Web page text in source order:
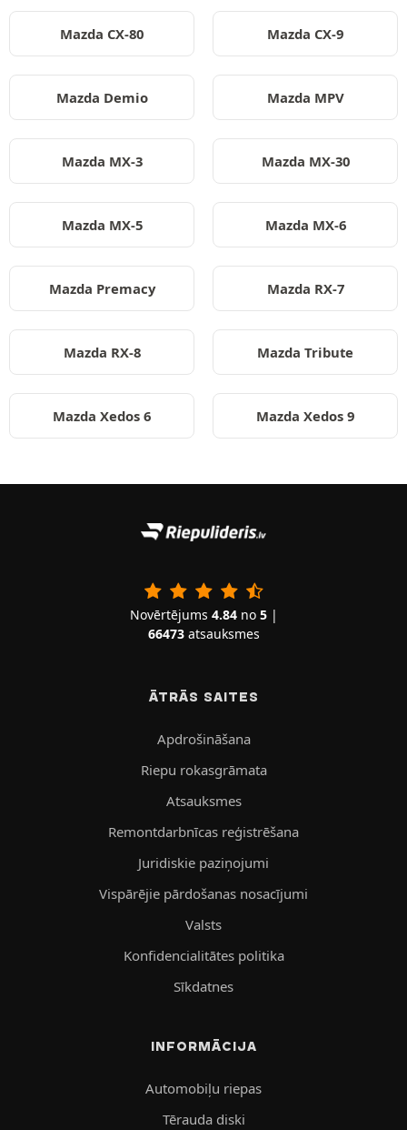
Mazda CX-80 Mazda CX-9
Mazda Demio Mazda MPV
Mazda MX-3 Mazda MX-30
Mazda MX-5 Mazda MX-6
Mazda Premacy Mazda RX-7
Mazda RX-8 Mazda Tribute
Mazda Xedos 6 Mazda Xedos 9
Novērtējums 4.84no 5|
66473atsauksmes
ĀTRĀS SAITES
Apdrošināšana
Riepu rokasgrāmata
Atsauksmes
Remontdarbnīcas reģistrēšana
Juridiskie paziņojumi
Vispārējie pārdošanas nosacījumi
Valsts
Konfidencialitātes politika
Sīkdatnes
INFORMĀCIJA
Automobiļu riepas
Tērauda diski